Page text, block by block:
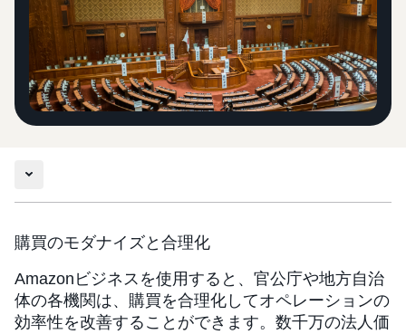
購買のモダナイズと合理化
Amazonビジネスを使用すると、官公庁や地方自治
体の各機関は、購買を合理化してオペレーションの
効率性を改善することができます。数千万の法人価